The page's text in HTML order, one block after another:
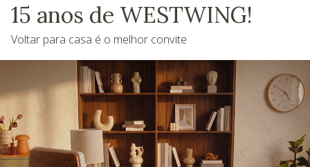
15 anos de WESTWING!
Voltar para casa é o melhor convite